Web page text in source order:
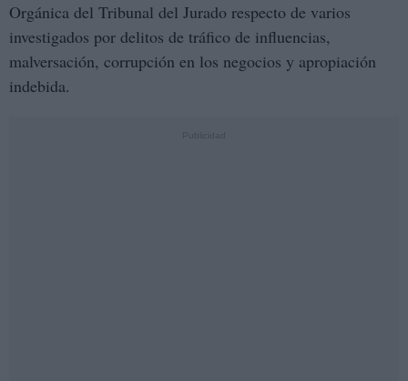
Orgánica del Tribunal del Jurado respecto de varios
investigados por delitos de tráfico de influencias,
malversación, corrupción en los negocios y apropiación
indebida.